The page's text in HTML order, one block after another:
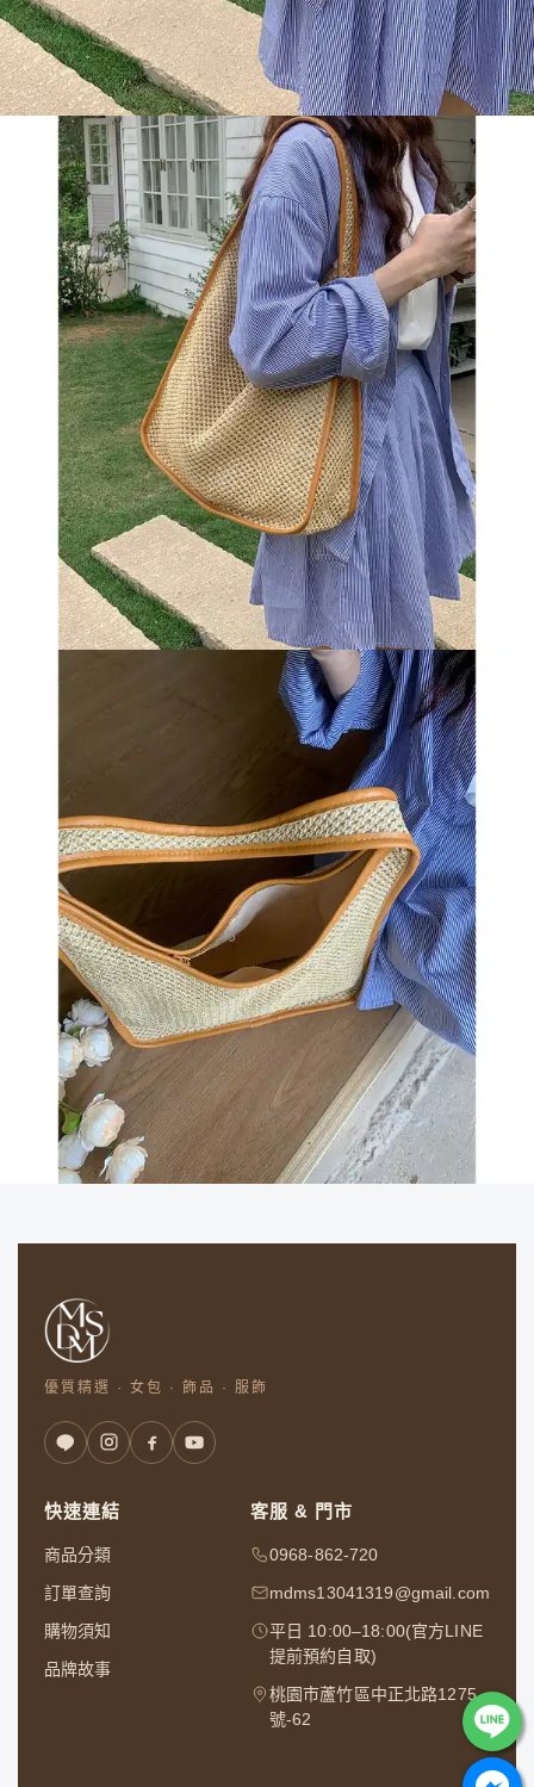
優質精選 · 女包 · 飾品 · 服飾
快速連結
商品分類
訂單查詢
購物須知
品牌故事
客服 & 門市
0968-862-720
mdms13041319@gmail.com
平日 10:00–18:00(官方LINE
提前預約自取)
桃園市蘆竹區中正北路1275
號-62